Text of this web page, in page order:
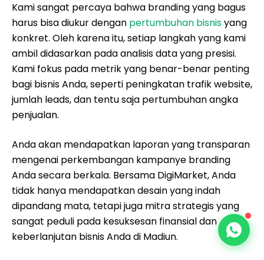
Kami sangat percaya bahwa branding yang bagus
harus bisa diukur dengan pertumbuhan bisnisyang
konkret. Oleh karena itu, setiap langkah yang kami
ambil didasarkan pada analisis data yang presisi.
Kami fokus pada metrik yang benar-benar penting
bagi bisnis Anda, seperti peningkatan trafik website,
jumlah leads, dan tentu saja pertumbuhan angka
penjualan.
Anda akan mendapatkan laporan yang transparan
mengenai perkembangan kampanye branding
Anda secara berkala. Bersama DigiMarket, Anda
tidak hanya mendapatkan desain yang indah
dipandang mata, tetapi juga mitra strategis yang
sangat peduli pada kesuksesan finansial dan
keberlanjutan bisnis Anda di Madiun.